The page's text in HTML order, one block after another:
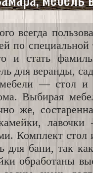
всегда
по
и стать
для веранды,
— стол и
Выбирая
же,
Комплект стол
бани, так
обработаны